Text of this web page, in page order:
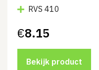
RVS 410
€8.15
Bekijk product